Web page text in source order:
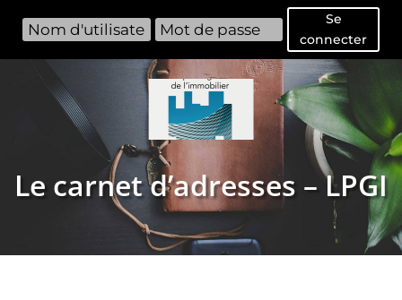
Se
connecter
Le carnet d’adresses – LPGI